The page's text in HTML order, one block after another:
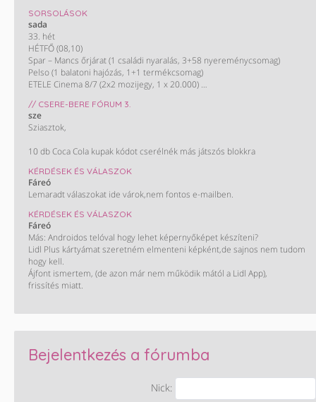
SORSOLÁSOK
sada
33. hét
HÉTFŐ (08,10)
Spar – Mancs őrjárat (1 családi nyaralás, 3+58 nyereménycsomag)
Pelso (1 balatoni hajózás, 1+1 termékcsomag)
ETELE Cinema 8/7 (2x2 mozijegy, 1 x 20.000)
Spar – Sprite (1 párizsi utazás)
SZERDA (08,12)
Kometa grill 13/11 (100 grillmatrac)
Spar – Sodaco 17/14 (1 vízforraló, 2 botmixer, 2 fritőz, 1 Popcorn készítő)
Dolce Gusto® 2026.2. 16/14 (1 kávéélménycsomag)
CSÜTÖRTÖK (08,13)
Auchan - iskolakezdés 5/2 (1x100.000; 5x50.000; 2+3 Legó)
BIC, Tipp-Ex - Auchan 4/1 (1 x 50.000)
Martini – Auchan 4/4 (1 sportkamera)
PÉNTEK (08,14)
Martini – Auchan (utazás Palermoba)
BURN – SZIN (5 páros bérlet + szállás)
Magnum – MOL Move 13/9-10 (6 BPP utalvány)
Lidl – xixo (1 x 300.000)
// CSERE-BERE FÓRUM 3.
sze
Sziasztok,
10 db Coca Cola kupak kódot cserélnék más játszós blokkra
KÉRDÉSEK ÉS VÁLASZOK
Fáreó
Lemaradt válaszokat ide várok,nem fontos e-mailben.
KÉRDÉSEK ÉS VÁLASZOK
Fáreó
Más: Androidos telóval hogy lehet képernyőképet készíteni?
Lidl Plus kártyámat szeretném elmenteni képként,de sajnos nem tudom
hogy kell.
Ájfont ismertem, (de azon már nem működik mától a Lidl App),
frissítés miatt.
Bejelentkezés a fórumba
Nick: